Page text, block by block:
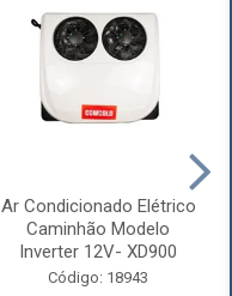
Ar Condicionado Elétrico
Caminhão Modelo
Inverter 12V- XD900
Código: 18943